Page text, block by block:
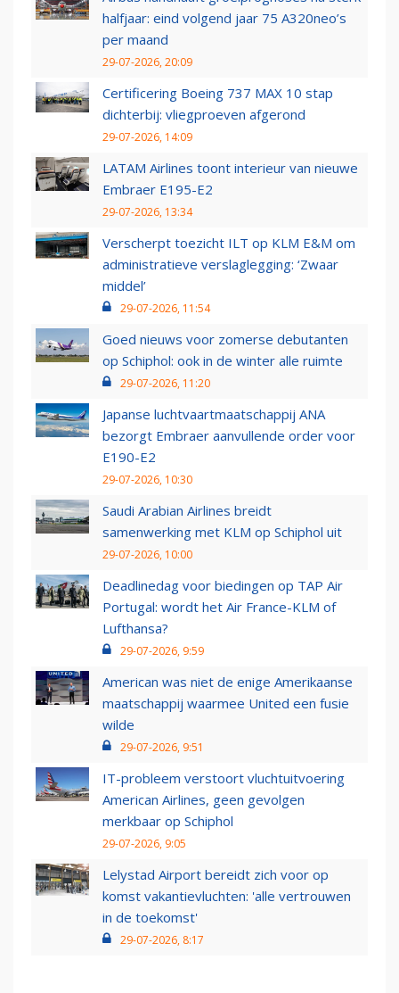
halfjaar: eind volgend jaar 75 A320neo’s
per maand
29-07-2026, 20:09
Certificering Boeing 737 MAX 10 stap
dichterbij: vliegproeven afgerond
29-07-2026, 14:09
LATAM Airlines toont interieur van nieuwe
Embraer E195-E2
29-07-2026, 13:34
Verscherpt toezicht ILT op KLM E&M om
administratieve verslaglegging: ‘Zwaar
middel’
29-07-2026, 11:54
Goed nieuws voor zomerse debutanten
op Schiphol: ook in de winter alle ruimte
29-07-2026, 11:20
Japanse luchtvaartmaatschappij ANA
bezorgt Embraer aanvullende order voor
E190-E2
29-07-2026, 10:30
Saudi Arabian Airlines breidt
samenwerking met KLM op Schiphol uit
29-07-2026, 10:00
Deadlinedag voor biedingen op TAP Air
Portugal: wordt het Air France-KLM of
Lufthansa?
29-07-2026, 9:59
American was niet de enige Amerikaanse
maatschappij waarmee United een fusie
wilde
29-07-2026, 9:51
IT-probleem verstoort vluchtuitvoering
American Airlines, geen gevolgen
merkbaar op Schiphol
29-07-2026, 9:05
Lelystad Airport bereidt zich voor op
komst vakantievluchten: 'alle vertrouwen
in de toekomst'
29-07-2026, 8:17